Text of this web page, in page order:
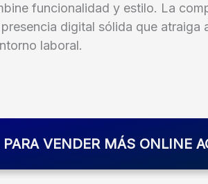
funcionalidad y estilo. La
digital sólida que atraiga
laboral.
VENDER MÁS ONLINE